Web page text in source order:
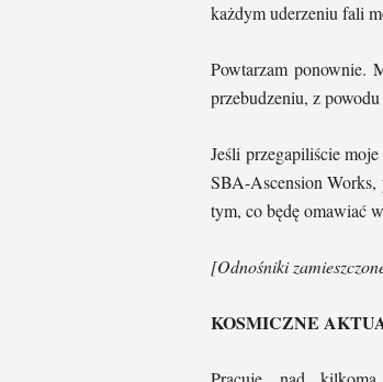
każdym uderzeniu fali
Powtarzam ponownie.
przebudzeniu, z
Jeśli przegapiliście
SBA-Ascension Works,
tym, co będę omawiać
[Odnośniki
KOSMICZNE